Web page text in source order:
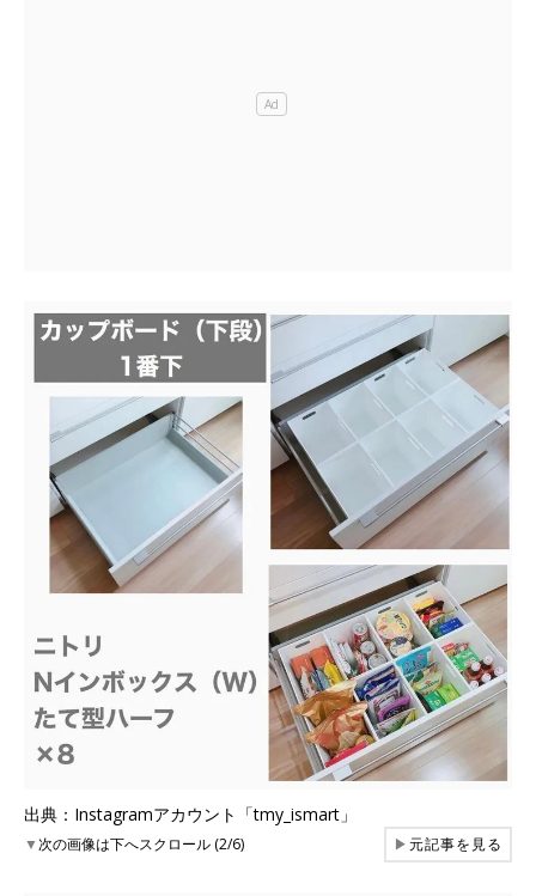
出典：Instagramアカウント「tmy_ismart」
▼次の画像は下へスクロール (2/6) ▶元記事を見る